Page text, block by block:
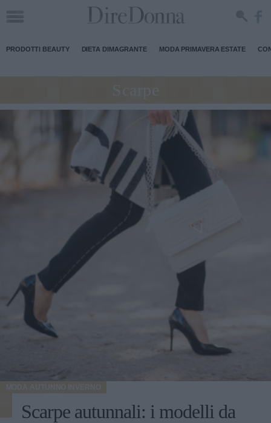
PRODOTTI BEAUTY DIETA DIMAGRANTE MODA PRIMAVERA ESTATE
Scarpe
MODA AUTUNNO INVERNO
Scarpe autunnali: i modelli da